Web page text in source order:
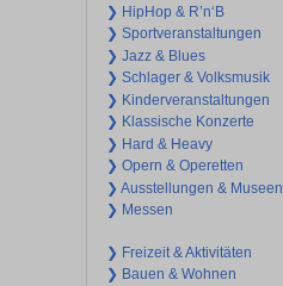
❯ HipHop & R’n‘B
❯ Sportveranstaltungen
❯ Jazz & Blues
❯ Schlager & Volksmusik
❯ Kinderveranstaltungen
❯ Klassische Konzerte
❯ Hard & Heavy
❯ Opern & Operetten
❯ Ausstellungen & Museen
❯ Messen
❯ Freizeit & Aktivitäten
❯ Bauen & Wohnen